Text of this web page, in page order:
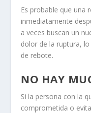
Es probable que una
inmediatamente
a veces buscan un
dolor de la ruptura,
de rebote.
NO HAY
Si la persona con la
comprometida o